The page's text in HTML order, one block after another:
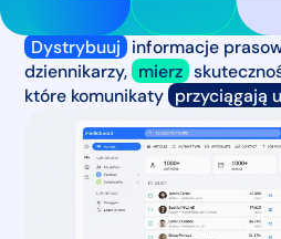
Dystrybuuj informacje
dziennikarzy, mierz
które komunikaty przyciągają